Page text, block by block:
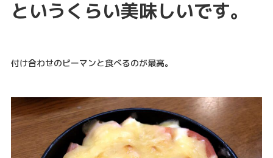
というくらい美味しいです。
付け合わせのピーマンと食べるのが最高。